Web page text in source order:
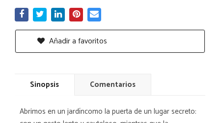
Añadir a favoritos
Sinopsis Comentarios
Abrimos en un jardíncomo la puerta de un lugar secreto: